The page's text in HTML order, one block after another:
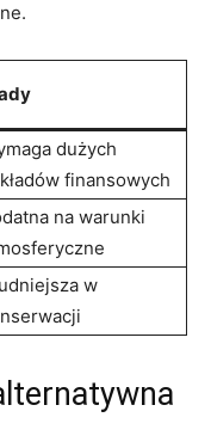
dużych
finansowych
na warunki
w